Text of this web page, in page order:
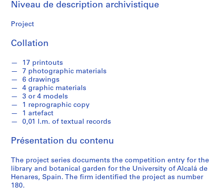
r
e
(
s
)
:
A
r
c
h
i
e
t
u
r
Niveau de description archivistique
Project
Collation
17 printouts
7 photographic materials
6 drawings
4 graphic materials
3 or 4 models
1 reprographic copy
1 artefact
0,01 l.m. of textual records
Présentation du contenu
The project series documents the competition entry for the
library and botanical garden for the University of Alcalá de
Henares, Spain. The firm identified the project as number
180.